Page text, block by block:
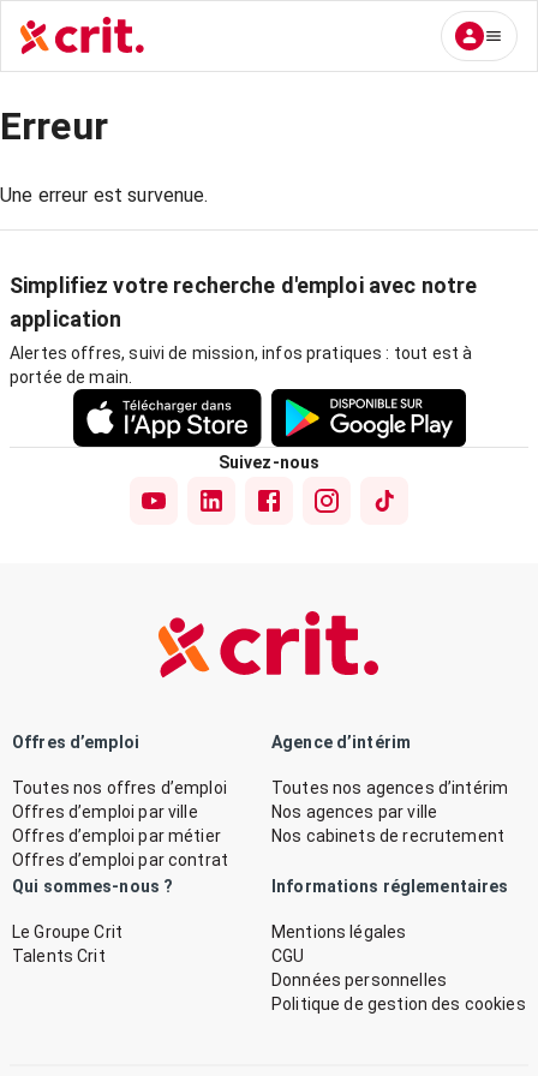
Erreur
Une erreur est survenue.
Simplifiez votre recherche d'emploi avec notre
application
Alertes offres, suivi de mission, infos pratiques : tout est à
portée de main.
Suivez-nous
Offres d’emploi
Toutes nos offres d’emploi
Offres d’emploi par ville
Offres d’emploi par métier
Offres d’emploi par contrat
Agence d’intérim
Toutes nos agences d’intérim
Nos agences par ville
Nos cabinets de recrutement
Qui sommes-nous ?
Le Groupe Crit
Talents Crit
Informations réglementaires
Mentions légales
CGU
Données personnelles
Politique de gestion des cookies